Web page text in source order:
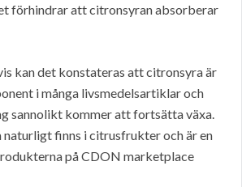
förhindrar att citronsyran absorberar
kan det konstateras att citronsyra är
i många livsmedelsartiklar och
sannolikt kommer att fortsätta växa.
naturligt finns i citrusfrukter och är en
på CDON marketplace